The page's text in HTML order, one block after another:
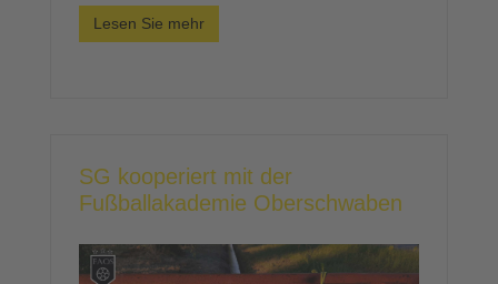
Lesen Sie mehr
SG kooperiert mit der
Fußballakademie Oberschwaben